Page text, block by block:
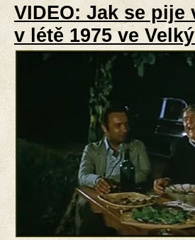
VIDEO: Jak se
v létě 1975 ve